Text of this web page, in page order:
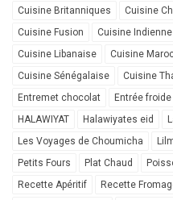
Cuisine Britanniques
Cuisine
Cuisine Fusion
Cuisine Indienne
Cuisine Libanaise
Cuisine
Cuisine Sénégalaise
Cuisine
Entremet chocolat
Entrée froide
HALAWIYAT
Halawiyates eid
Les Voyages de Choumicha
Petits Fours
Plat Chaud
Recette Apéritif
Recette